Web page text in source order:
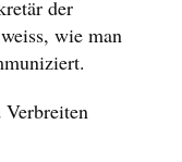
der
wie man